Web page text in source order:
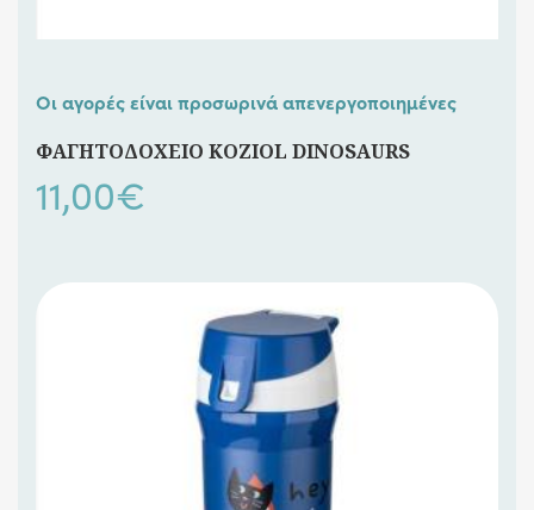
Οι αγορές είναι προσωρινά απενεργοποιημένες
ΦΑΓΗΤΟΔΟΧΕΙΟ KOZIOL DINOSAURS
11,00€